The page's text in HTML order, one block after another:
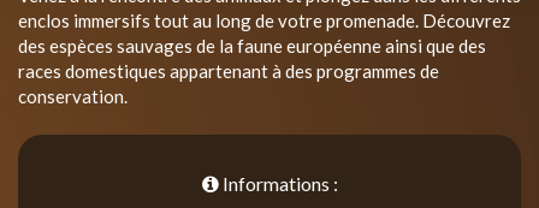
enclos immersifs tout au long de votre promenade. Découvrez
des espèces sauvages de la faune européenne ainsi que des
races domestiques appartenant à des programmes de
conservation.
Informations :